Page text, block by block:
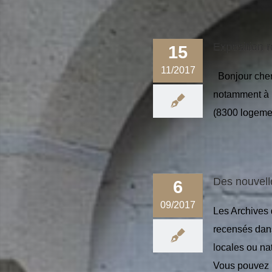
15
11/2017
Exposition
Bonjour
notamment
(8300
6
09/2017
Des
Les Archives
recensés
locales ou
Vous